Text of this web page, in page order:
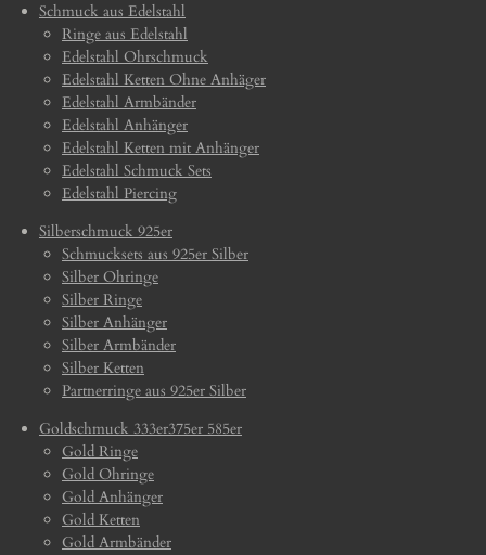
Schmuck aus Edelstahl
Ringe aus Edelstahl
Edelstahl Ohrschmuck
Edelstahl Ketten Ohne Anhäger
Edelstahl Armbänder
Edelstahl Anhänger
Edelstahl Ketten mit Anhänger
Edelstahl Schmuck Sets
Edelstahl Piercing
Silberschmuck 925er
Schmucksets aus 925er Silber
Silber Ohringe
Silber Ringe
Silber Anhänger
Silber Armbänder
Silber Ketten
Partnerringe aus 925er Silber
Goldschmuck 333er375er 585er
Gold Ringe
Gold Ohringe
Gold Anhänger
Gold Ketten
Gold Armbänder